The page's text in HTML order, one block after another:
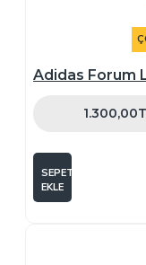
SEPETE
EKLE